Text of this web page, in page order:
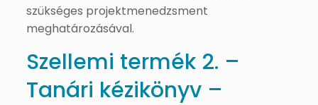
szükséges projektmenedzsment
meghatározásával.
Szellemi termék 2. –
Tanári kézikönyv –